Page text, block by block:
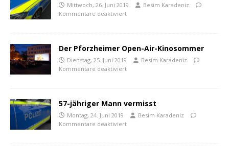
Mittwoch, 26. Juni 2019
Besim Karadeniz
Kommentare deaktiviert
Der Pforzheimer Open-Air-Kinosommer
Dienstag, 25. Juni 2019
Besim Karadeniz
Kommentare deaktiviert
57-jähriger Mann vermisst
Montag, 24. Juni 2019
Besim Karadeniz
Kommentare deaktiviert